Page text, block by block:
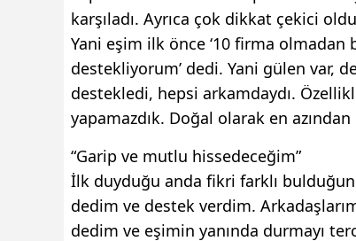
karşıladı. Ayrıca çok dikkat çekici
Yani eşim ilk önce ‘10 firma olmadan
destekliyorum’ dedi. Yani gülen var,
destekledi, hepsi arkamdaydı.
yapamazdık. Doğal olarak en
“Garip ve mutlu hissedeceğim”
İlk duyduğu anda fikri farklı
dedim ve destek verdim.
dedim ve eşimin yanında durmayı